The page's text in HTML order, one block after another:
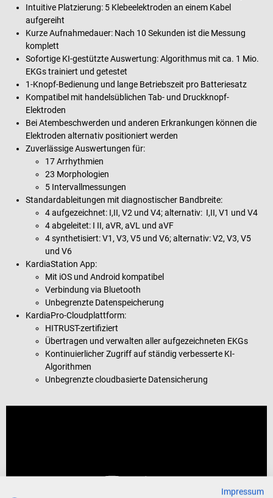
Intuitive Platzierung: 5 Klebeelektroden an einem Kabel
aufgereiht
Kurze Aufnahmedauer: Nach 10 Sekunden ist die Messung
komplett
Sofortige KI-gestützte Auswertung: Algorithmus mit ca. 1 Mio.
EKGs trainiert und getestet
1-Knopf-Bedienung und lange Betriebszeit pro Batteriesatz
Kompatibel mit handelsüblichen Tab- und Druckknopf-
Elektroden
Bei Atembeschwerden und anderen Erkrankungen können die
Elektroden alternativ positioniert werden
Zuverlässige Auswertungen für:
17 Arrhythmien
23 Morphologien
5 Intervallmessungen
Standardableitungen mit diagnostischer Bandbreite:
4 aufgezeichnet: I,II, V2 und V4; alternativ: I,II, V1 und V4
4 abgeleitet: I II, aVR, aVL und aVF
4 synthetisiert: V1, V3, V5 und V6; alternativ: V2, V3, V5
und V6
KardiaStation App:
Mit iOS und Android kompatibel
Verbindung via Bluetooth
Unbegrenzte Datenspeicherung
KardiaPro-Cloudplattform:
HITRUST-zertifiziert
Übertragen und verwalten aller aufgezeichneten EKGs
Kontinuierlicher Zugriff auf ständig verbesserte KI-
Algorithmen
Unbegrenzte cloudbasierte Datensicherung
Impressum